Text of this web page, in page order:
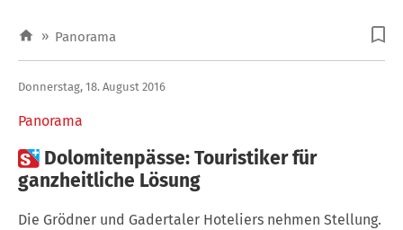
» Panorama
Panorama
Donnerstag, 18. August 2016
 Dolomitenpässe: Touristiker für
ganzheitliche Lösung
Die Grödner und Gadertaler Hoteliers nehmen Stellung.